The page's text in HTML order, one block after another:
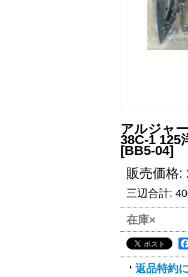
アルジャ
38C-1
[BB5-04]
販売価格:
三辺合計:
在庫×
返品特約